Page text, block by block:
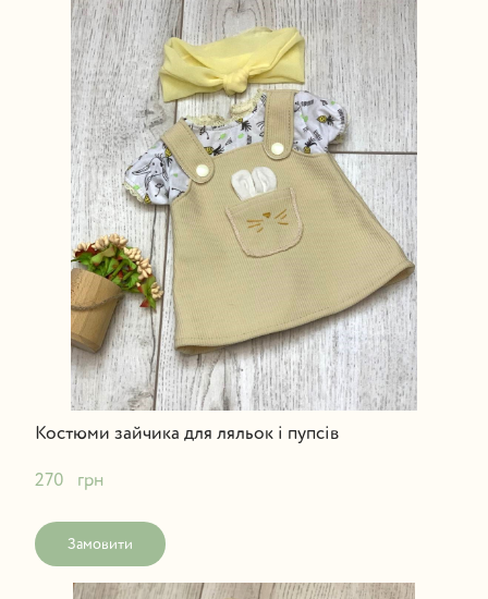
Костюми зайчика для ляльок і пупсів
270   грн
Замовити